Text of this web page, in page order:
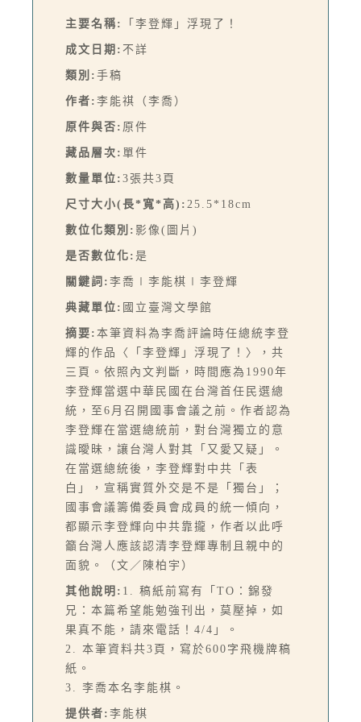
主要名稱: 「李登輝」浮現了！
成文日期: 不詳
類別: 手稿
作者: 李能祺（李喬）
原件與否: 原件
藏品層次: 單件
數量單位: 3張共3頁
尺寸大小(長*寬*高): 25.5*18cm
數位化類別: 影像(圖片)
是否數位化: 是
關鍵詞: 李喬∣李能棋∣李登輝
典藏單位: 國立臺灣文學館
摘要: 本筆資料為李喬評論時任總統李登
輝的作品〈「李登輝」浮現了！〉，共
三頁。依照內文判斷，時間應為1990年
李登輝當選中華民國在台灣首任民選總
統，至6月召開國事會議之前。作者認為
李登輝在當選總統前，對台灣獨立的意
識曖昧，讓台灣人對其「又愛又疑」。
在當選總統後，李登輝對中共「表
白」，宣稱實質外交是不是「獨台」；
國事會議籌備委員會成員的統一傾向，
都顯示李登輝向中共靠攏，作者以此呼
籲台灣人應該認清李登輝專制且親中的
面貌。（文／陳柏宇）
其他說明: 1. 稿紙前寫有「TO：錦發
兄：本篇希望能勉強刊出，莫壓掉，如
果真不能，請來電話！4/4」。
2. 本筆資料共3頁，寫於600字飛機牌稿
紙。
3. 李喬本名李能棋。
提供者: 李能棋